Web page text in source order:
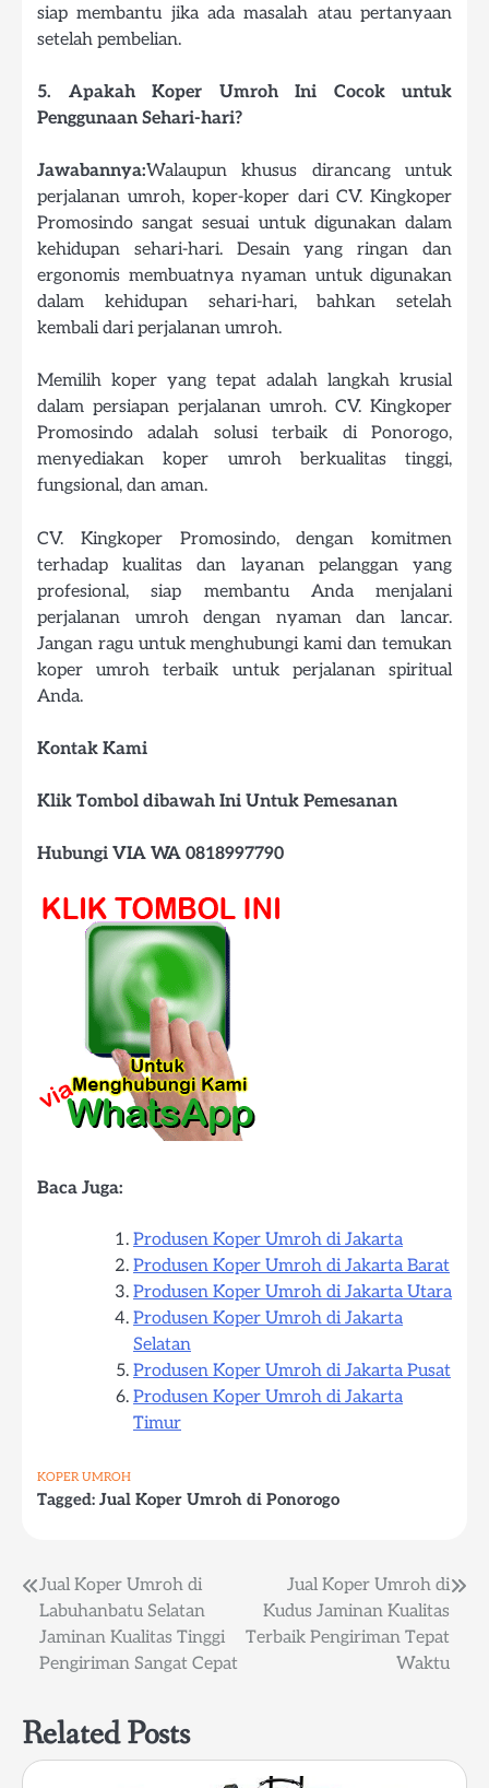
siap membantu jika ada masalah atau pertanyaan
setelah pembelian.
5. Apakah Koper Umroh Ini Cocok untuk
Penggunaan Sehari-hari?
Jawabannya:Walaupun khusus dirancang untuk
perjalanan umroh, koper-koper dari CV. Kingkoper
Promosindo sangat sesuai untuk digunakan dalam
kehidupan sehari-hari. Desain yang ringan dan
ergonomis membuatnya nyaman untuk digunakan
dalam kehidupan sehari-hari, bahkan setelah
kembali dari perjalanan umroh.
Memilih koper yang tepat adalah langkah krusial
dalam persiapan perjalanan umroh. CV. Kingkoper
Promosindo adalah solusi terbaik di Ponorogo,
menyediakan koper umroh berkualitas tinggi,
fungsional, dan aman.
CV. Kingkoper Promosindo, dengan komitmen
terhadap kualitas dan layanan pelanggan yang
profesional, siap membantu Anda menjalani
perjalanan umroh dengan nyaman dan lancar.
Jangan ragu untuk menghubungi kami dan temukan
koper umroh terbaik untuk perjalanan spiritual
Anda.
Kontak Kami
Klik Tombol dibawah Ini Untuk Pemesanan
Hubungi VIA WA 0818997790
Baca Juga:
Produsen Koper Umroh di Jakarta
Produsen Koper Umroh di Jakarta Barat
Produsen Koper Umroh di Jakarta Utara
Produsen Koper Umroh di Jakarta
Selatan
Produsen Koper Umroh di Jakarta Pusat
Produsen Koper Umroh di Jakarta
Timur
KOPER UMROH
Tagged: Jual Koper Umroh di Ponorogo
Post
navigation
Jual Koper Umroh di
Labuhanbatu Selatan
Jaminan Kualitas Tinggi
Pengiriman Sangat Cepat
Jual Koper Umroh di
Kudus Jaminan Kualitas
Terbaik Pengiriman Tepat
Waktu
Related Posts